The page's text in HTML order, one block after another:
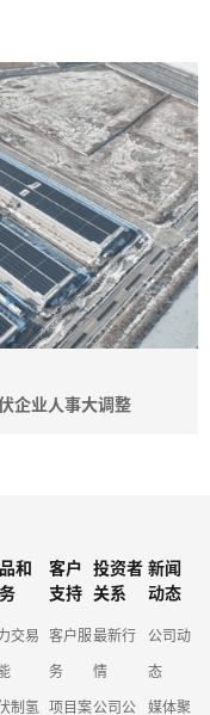
企业人事大调整
和
交易
制氢
客户
支持
客户服
务
项目案
投资者
关系
最新行
情
公司公
新闻
动态
公司动
态
媒体聚